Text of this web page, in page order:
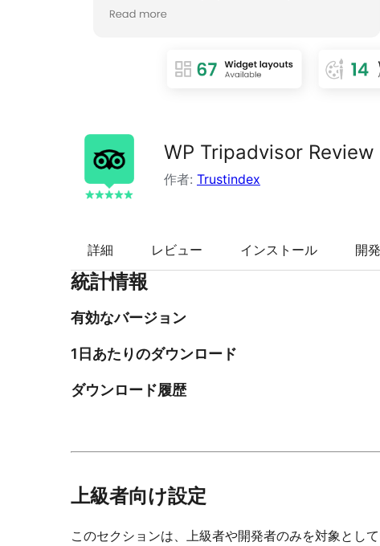
WP Tripadvisor
作者: Trustindex
詳細 レビュー インストール 開発
統計情報
有効なバージョン
1日あたりのダウンロード
ダウンロード履歴
上級者向け設定
このセクションは、上級者や開発者のみを対象とし